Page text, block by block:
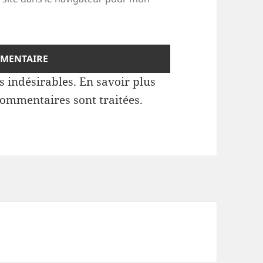
indésirables.En savoir plus
sont traitées.